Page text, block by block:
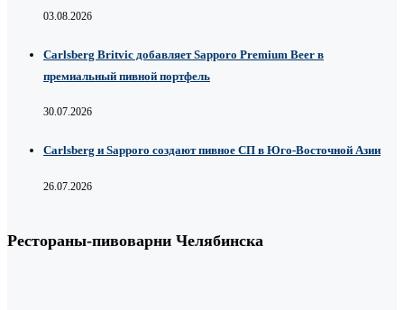
03.08.2026
Carlsberg Britvic добавляет Sapporo Premium Beer в
премиальный пивной портфель
30.07.2026
Carlsberg и Sapporo создают пивное СП в Юго-Восточной Азии
26.07.2026
Рестораны-пивоварни Челябинска